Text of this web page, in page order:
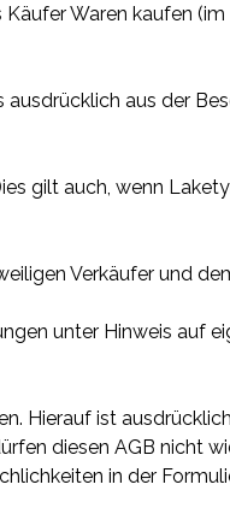
Käufer Waren kaufen
aus der
gilt auch, wenn
Verkäufer und
unter Hinweis auf
Hierauf ist
diesen AGB nicht
in der